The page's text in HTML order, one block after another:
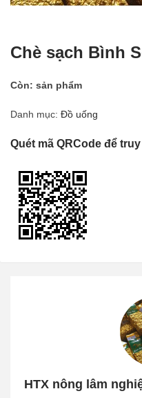
Chè sạch Bình
Còn: sản phẩm
Danh mục: Đồ uống
Quét mã QRCode để
HTX nông lâm